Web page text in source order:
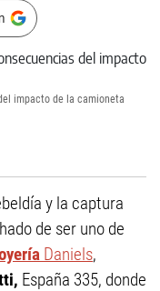
impacto de la camioneta
y la captura
de ser uno de
Daniels,
España 335, donde